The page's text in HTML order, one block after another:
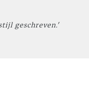
geschreven.'